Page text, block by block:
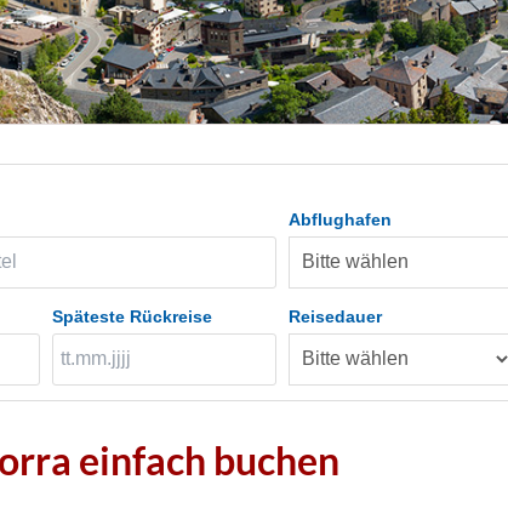
Abflughafen
Späteste Rückreise Reisedauer
einfach buchen